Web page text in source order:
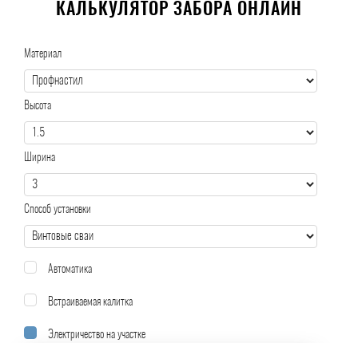
КАЛЬКУЛЯТОР ЗАБОРА ОНЛАЙН
Материал
Высота
Ширина
Способ установки
Автоматика
Встраиваемая калитка
Электричество на участке